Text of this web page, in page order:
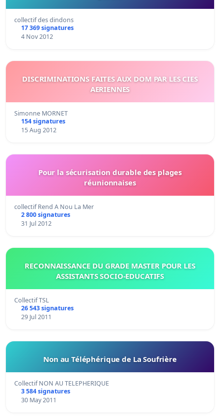
collectif des dindons
17 369 signatures
4 Nov 2012
DISCRIMINATIONS FAITES AUX DOM PAR LES CIES
AERIENNES
Simonne MORNET
154 signatures
15 Aug 2012
Pour la sécurisation durable des plages
réunionnaises
collectif Rend A Nou La Mer
2 800 signatures
31 Jul 2012
RECONNAISSANCE DU GRADE MASTER POUR LES
ASSISTANTS SOCIO-EDUCATIFS
Collectif TSL
26 543 signatures
29 Jul 2011
Non au Téléphérique de La Soufrière
Collectif NON AU TELEPHERIQUE
3 584 signatures
30 May 2011